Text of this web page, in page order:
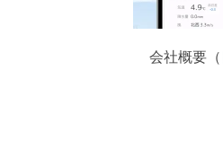
会社概要（